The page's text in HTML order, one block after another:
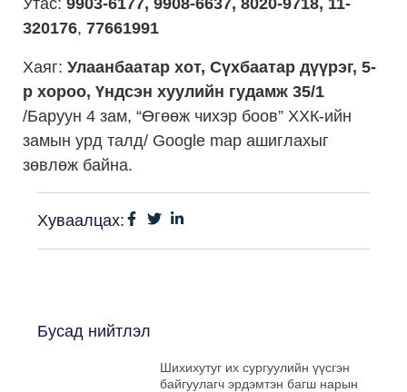
Утас: 9903-6177, 9908-6637, 8020-9718, 11-
320176, 77661991
Хаяг: Улаанбаатар хот, Сүхбаатар дүүрэг, 5-
р хороо, Үндсэн хуулийн гудамж 35/1
/Баруун 4 зам, “Өгөөж чихэр боов” ХХК-ийн
замын урд талд/ Google map ашиглахыг
зөвлөж байна.
Хуваалцах:
Бусад нийтлэл
Шихихутуг их сургуулийн үүсгэн
байгуулагч эрдэмтэн багш нарын